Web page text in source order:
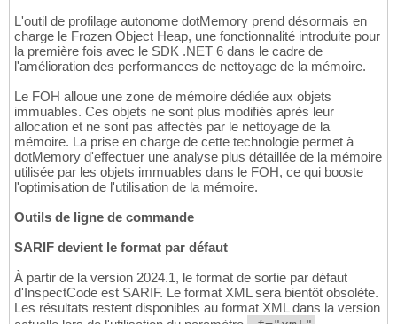
L'outil de profilage autonome dotMemory prend désormais en
charge le Frozen Object Heap, une fonctionnalité introduite pour
la première fois avec le SDK .NET 6 dans le cadre de
l'amélioration des performances de nettoyage de la mémoire.
Le FOH alloue une zone de mémoire dédiée aux objets
immuables. Ces objets ne sont plus modifiés après leur
allocation et ne sont pas affectés par le nettoyage de la
mémoire. La prise en charge de cette technologie permet à
dotMemory d'effectuer une analyse plus détaillée de la mémoire
utilisée par les objets immuables dans le FOH, ce qui booste
l'optimisation de l'utilisation de la mémoire.
Outils de ligne de commande
SARIF devient le format par défaut
À partir de la version 2024.1, le format de sortie par défaut
d'InspectCode est SARIF. Le format XML sera bientôt obsolète.
Les résultats restent disponibles au format XML dans la version